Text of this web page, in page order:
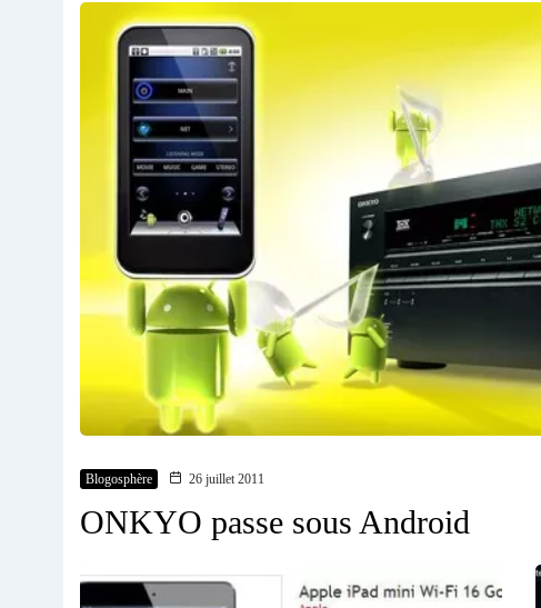
Blogosphère 26 juillet 2011
ONKYO passe sous Android